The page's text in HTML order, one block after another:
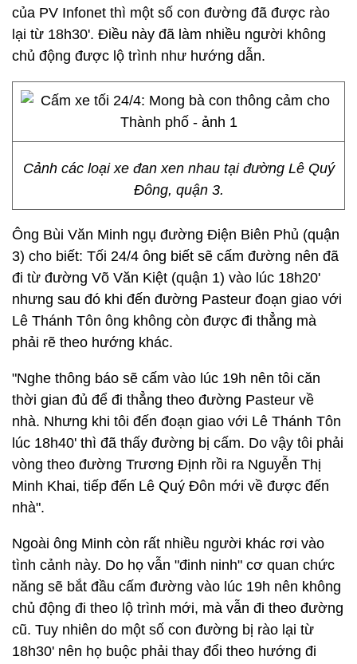
của PV Infonet thì một số con đường đã được rào
lại từ 18h30'. Điều này đã làm nhiều người không
chủ động được lộ trình như hướng dẫn.
Cảnh các loại xe đan xen nhau tại đường Lê Quý
Đông, quận 3.
Ông Bùi Văn Minh ngụ đường Điện Biên Phủ (quận
3) cho biết: Tối 24/4 ông biết sẽ cấm đường nên đã
đi từ đường Võ Văn Kiệt (quận 1) vào lúc 18h20'
nhưng sau đó khi đến đường Pasteur đoạn giao với
Lê Thánh Tôn ông không còn được đi thẳng mà
phải rẽ theo hướng khác.
"Nghe thông báo sẽ cấm vào lúc 19h nên tôi căn
thời gian đủ để đi thẳng theo đường Pasteur về
nhà. Nhưng khi tôi đến đoạn giao với Lê Thánh Tôn
lúc 18h40' thì đã thấy đường bị cấm. Do vậy tôi phải
vòng theo đường Trương Định rồi ra Nguyễn Thị
Minh Khai, tiếp đến Lê Quý Đôn mới về được đến
nhà".
Ngoài ông Minh còn rất nhiều người khác rơi vào
tình cảnh này. Do họ vẫn "đinh ninh" cơ quan chức
năng sẽ bắt đầu cấm đường vào lúc 19h nên không
chủ động đi theo lộ trình mới, mà vẫn đi theo đường
cũ. Tuy nhiên do một số con đường bị rào lại từ
18h30' nên họ buộc phải thay đổi theo hướng đi